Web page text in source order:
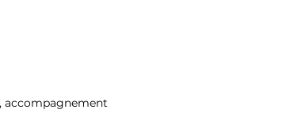
accompagnement